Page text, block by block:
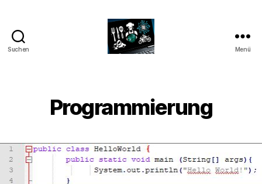
Suchen Menü
Programmierung